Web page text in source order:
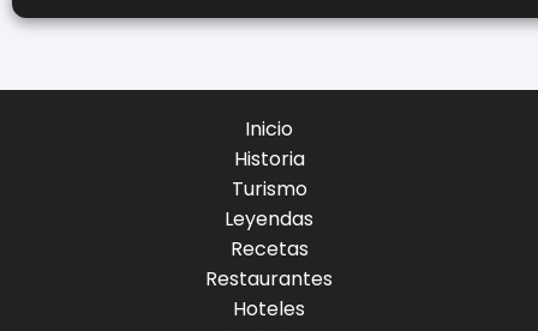
Inicio
Historia
Turismo
Leyendas
Recetas
Restaurantes
Hoteles